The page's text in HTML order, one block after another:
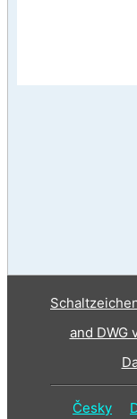
and DWG
Česky